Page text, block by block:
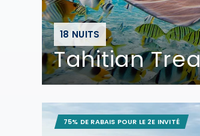
18 NUITS
Tahitian
75% DE RABAIS POUR LE 2E INVITÉ